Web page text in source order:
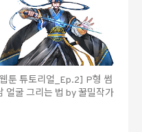
툰 튜토리얼_Ep.2] P형 썸
얼굴 그리는 법 by 꿀밀작가